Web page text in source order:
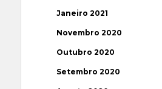
Janeiro 2021
Novembro 2020
Outubro 2020
Setembro 2020